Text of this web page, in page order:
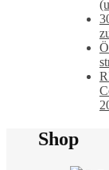
Shop